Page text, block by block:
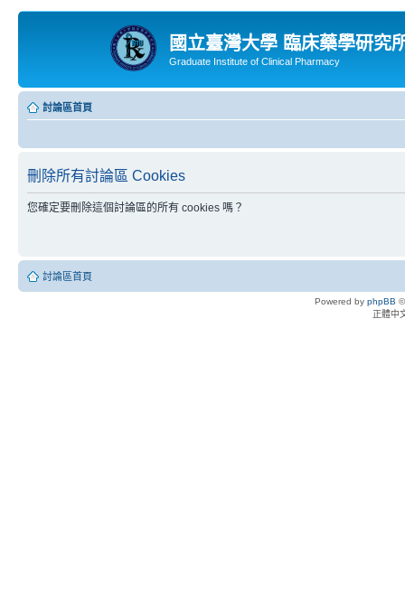
國立臺灣大學 臨床藥學研究
Graduate Institute of Clinical Pharmacy
討論區首頁
刪除所有討論區 Cookies
您確定要刪除這個討論區的所有 cookies 嗎？
討論區首頁
Powered by phpBB
正體中